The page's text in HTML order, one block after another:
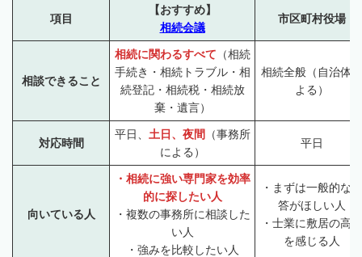
項目
【おすすめ】
相続会議
市区町村役場
相談できること
相続に関わるすべて （相続
手続き・相続トラブル・相
続登記・相続税・相続放
棄・遺言）
相続全般（自治体に
よる）
対応時間
平日、 土日、夜間（事務所
による）
平日
向いている人
・相続に強い専門家を効率
的に探したい人
・複数の事務所に相談した
い人
・強みを比較したい人
・まずは一般的な回
答がほしい人
・士業に敷居の高さ
を感じる人